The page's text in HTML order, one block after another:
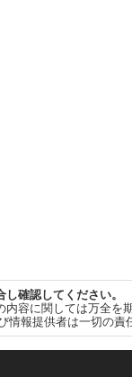
確認してください。
容に関しては万全
報提供者は一切の責